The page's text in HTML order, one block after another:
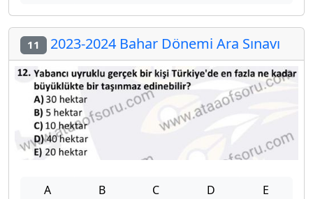
11 2023-2024 Bahar Dönemi Ara Sınavı
A B C D E